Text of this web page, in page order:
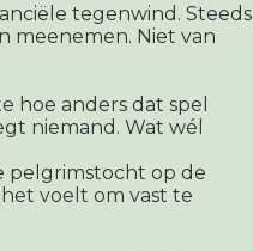
tegenwind. Steeds
meenemen. Niet van
hoe anders dat spel
niemand. Wat wél
pelgrimstocht op de
voelt om vast te